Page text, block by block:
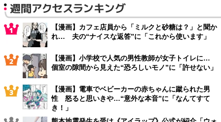
週間アクセスランキング
【漫画】カフェ店員から「ミルクと砂糖は？」と聞か
れ… 夫の“ナイスな返答”に「これから使います」
【漫画】小学校で人気の男性教師が女子トイレに…
個室の隙間から見えた“恐ろしいモノ”に「許せない」
【漫画】電車でベビーカーの赤ちゃんに蹴られた男
性 怒ると思いきや…“意外な本音”に「なんてすて
き！」